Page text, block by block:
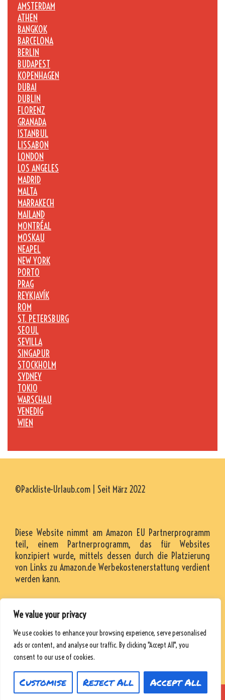
We value your privacy
We use cookies to enhance your browsing experience, serve personalised
ads or content, and analyse our traffic. By clicking "Accept All", you
consent to our use of cookies.
Customise Reject All Accept All
AMSTERDAM
ATHEN
BANGKOK
BARCELONA
BERLIN
BUDAPEST
KOPENHAGEN
DUBAI
DUBLIN
FLORENZ
GRANADA
ISTANBUL
LISSABON
LONDON
LOS ANGELES
MADRID
MALTA
MARRAKECH
MAILAND
MONTRÉAL
MOSKAU
NEAPEL
NEW YORK
PORTO
PRAG
REYKJAVÍK
ROM
ST. PETERSBURG
SEOUL
SEVILLA
SINGAPUR
STOCKHOLM
SYDNEY
TOKIO
WARSCHAU
VENEDIG
WIEN
©Packliste-Urlaub.com | Seit März 2022
Diese Website nimmt am Amazon EU Partnerprogramm
teil, einem Partnerprogramm, das für Websites
konzipiert wurde, mittels dessen durch die Platzierung
von Links zu Amazon.de Werbekostenerstattung verdient
werden kann.
RESSOURCEN
DATENSCHUTZRICHTLINIE
© 2026 Packliste-Urlaub• Powered byWPKoi